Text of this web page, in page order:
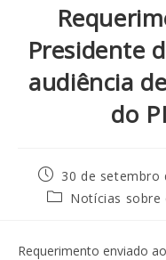
Presidente
audiência
do
30 de setembro
Notícias sobre
Requerimento enviado